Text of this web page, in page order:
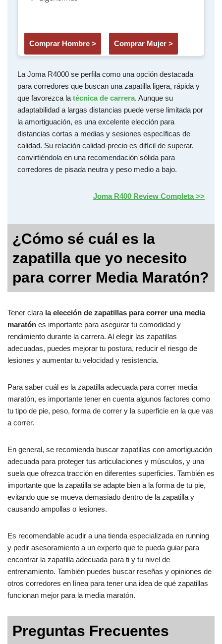
Comprar Hombre > Comprar Mujer >
La Joma R4000 se perfila como una opción destacada
para corredores que buscan una zapatilla ligera, rápida y
que favorezca la técnica de carrera. Aunque su
adaptabilidad a largas distancias puede verse limitada por
la amortiguación, es una excelente elección para
distancias cortas a medias y sesiones específicas de
calidad. Su relación calidad-precio es difícil de superar,
convirtiéndola en una recomendación sólida para
corredores de pisada neutra y peso medio a bajo.
Joma R400 Review Completa >>
¿Cómo sé cuál es la
zapatilla que yo necesito
para correr Media Maratón?
Tener clara la elección de zapatillas para correr una media
maratón es importante para asegurar tu comodidad y
rendimiento durante la carrera. Al elegir las zapatillas
adecuadas, puedes mejorar tu postura, reducir el riesgo de
lesiones y aumentar tu velocidad y resistencia.
Para saber cuál es la zapatilla adecuada para correr media
maratón, es importante tener en cuenta algunos factores como
tu tipo de pie, peso, forma de correr y la superficie en la que vas
a correr.
En general, se recomienda buscar zapatillas con amortiguación
adecuada para proteger tus articulaciones y músculos, y una
suela que ofrezca tracción en diferentes superficies. También es
importante que la zapatilla se adapte bien a la forma de tu pie,
evitando que se mueva demasiado dentro de la zapatilla y
causando ampollas o lesiones.
Es recomendable acudir a una tienda especializada en running
y pedir asesoramiento a un experto que te pueda guiar para
encontrar la zapatilla adecuada para ti y tu nivel de
entrenamiento. También puedes buscar reseñas y opiniones de
otros corredores en línea para tener una idea de qué zapatillas
funcionan mejor para la media maratón.
Preguntas Frecuentes